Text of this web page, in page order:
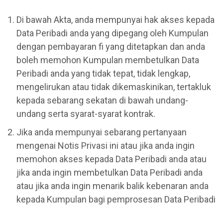
Di bawah Akta, anda mempunyai hak akses kepada
Data Peribadi anda yang dipegang oleh Kumpulan
dengan pembayaran fi yang ditetapkan dan anda
boleh memohon Kumpulan membetulkan Data
Peribadi anda yang tidak tepat, tidak lengkap,
mengelirukan atau tidak dikemaskinikan, tertakluk
kepada sebarang sekatan di bawah undang-
undang serta syarat-syarat kontrak.
Jika anda mempunyai sebarang pertanyaan
mengenai Notis Privasi ini atau jika anda ingin
memohon akses kepada Data Peribadi anda atau
jika anda ingin membetulkan Data Peribadi anda
atau jika anda ingin menarik balik kebenaran anda
kepada Kumpulan bagi pemprosesan Data Peribadi